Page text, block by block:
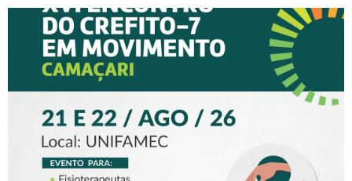
XVI ENCONTRO DO
CREFITO-7 EM MOVIMENTO